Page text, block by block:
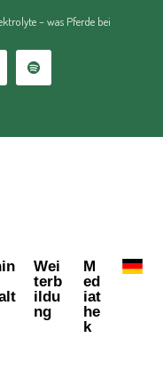
– was Pferde bei
Wei
terb
ildu
ng
M
ed
iat
he
k